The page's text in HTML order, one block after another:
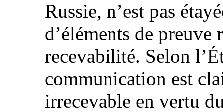
Russie, n’est pas
d’éléments de
recevabilité. Selon
communication est
irrecevable en vertu